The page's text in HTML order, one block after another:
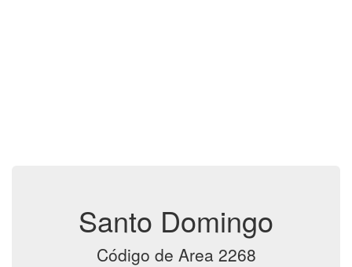
Santo Domingo
Código de Area 2268